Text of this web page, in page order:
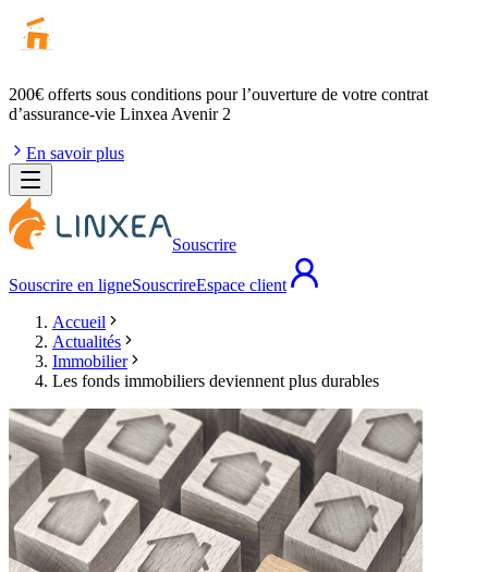
200€ offerts sous conditions pour l’ouverture de votre contrat
d’assurance-vie Linxea Avenir 2
En savoir plus
Souscrire
Souscrire en ligneSouscrireEspace client
Accueil
Actualités
Immobilier
Les fonds immobiliers deviennent plus durables